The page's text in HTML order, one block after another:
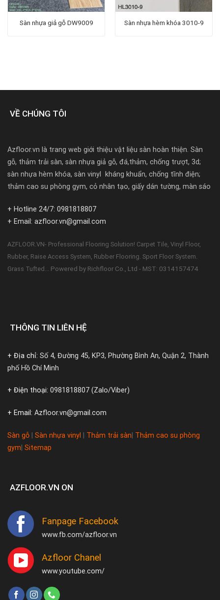
Sàn nhựa giả gỗ DW9009 Sàn nhựa hèm khóa 3010-9
VỀ CHÚNG TÔI
Azfloor.vn là trang web giới thiệu vật liệu sàn hoàn thiện. Sàn
gỗ, thảm trải sàn, sàn nhựa giả gỗ, đá,thảm, chống trượt, 3d;
sàn nhựa hèm khóa, sàn vinyl kháng khuẩn, chống tĩnh điện;
thảm cao su phòng gym, cỏ nhân tạo, giấy dán tường, màn sáo
+ Hotline 24/7: 0981818807
+ Email: azfloor.vn@gmail.com
AZFLOOR.VN- Professional Flooring Solution! Carpet Tile, Vinyl Floor,
Rubber, Raise Access System, Rubber Flooring. Sport Floor System.
Grass Tufted... Powered by Richfloor Co., Ltd - MST: 0314157474
THÔNG TIN LIÊN HỆ
+ Địa chỉ: Số 4, Đường 45, KP3, Phường Bình An, Quận 2, Thành
phố Hồ Chí Minh
+ Điện thoại: 0981818807 (Zalo/Viber)
+ Email: Azfloor.vn@gmail.com
Sàn gỗ Sàn nhựa vinyl Thảm trải sàn Thảm cao su phòng
gym Sitemap
AZFLOOR.VN ON
Fanpage Facebook
www.fb.com/azfloor.vn
Azfloor Chanel
www.youtube.com/